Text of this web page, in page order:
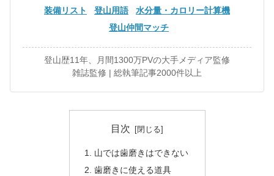
装備リスト 登山用語
水分量・カロリー計算機
登山仲間マッチ
登山歴11年、月間1300万PVの大手メディア監修
雑誌監修 | 総執筆記事2000件以上
目次
山では歯磨きはできない
歯磨きに使える道具